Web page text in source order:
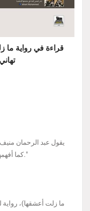
قراءة في رواية ما
كما أفهمها و كما أكتبها أداة جميلة للمعرفة و المتعة."